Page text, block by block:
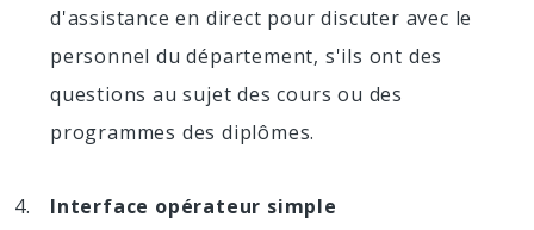
d'assistance en direct pour discuter avec le
personnel du département, s'ils ont des
questions au sujet des cours ou des
programmes des diplômes.
Interface opérateur simple